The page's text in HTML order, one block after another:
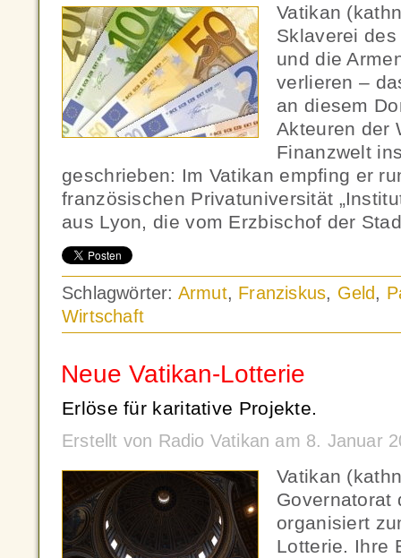
Vatikan
Sklaverei
und die
verlieren –
an diesem
Akteuren der
Finanzwelt
geschrieben: Im Vatikan empfing er
französischen Privatuniversität
aus Lyon, die vom Erzbischof der
Schlagwörter: Armut, Franziskus, Geld,
Wirtschaft
Neue Vatikan-Lotterie
Erlöse für karitative Projekte.
Erstellt von Radio Vatikan am 8. Januar
Vatikan
Governatorat
organisiert
Lotterie. Ihre